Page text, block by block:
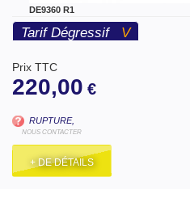
DE9360 R1
Tarif Dégressif V
Prix TTC
220,00 €
RUPTURE,
NOUS CONTACTER
+ DE DÉTAILS